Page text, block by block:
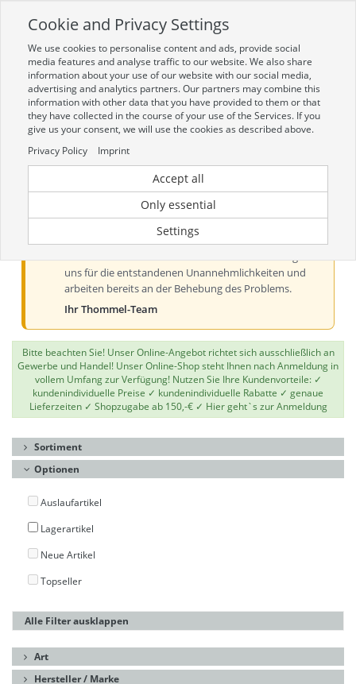
Zur mobilen Kompaktversion (Login erforderlich)
Toggle
navigation
Aktueller Hinweis zur Preis- und
Verfügbarkeitsanzeige
Liebe Kundinnen und Kunden, derzeit kann es bei der
Preis- und Verfügbarkeitsanzeige aus technischen
uns für die entstandenen Unannehmlichkeiten und
arbeiten bereits an der Behebung des Problems.
Ihr Thommel-Team
Bitte beachten Sie! Unser Online-Angebot richtet sich ausschließlich an
Gewerbe und Handel! Unser Online-Shop steht Ihnen nach Anmeldung in
vollem Umfang zur Verfügung! Nutzen Sie Ihre Kundenvorteile: ✓
kundenindividuelle Preise ✓ kundenindividuelle Rabatte ✓ genaue
Lieferzeiten ✓ Shopzugabe ab 150,-€ ✓ Hier geht`s zur Anmeldung
Sortiment
Optionen
Auslaufartikel
Lagerartikel
Neue Artikel
Topseller
Alle Filter ausklappen
Art
Hersteller / Marke
Cookie and Privacy Settings
We use cookies to personalise content and ads, provide social
media features and analyse traffic to our website. We also share
information about your use of our website with our social media,
advertising and analytics partners. Our partners may combine this
information with other data that you have provided to them or that
they have collected in the course of your use of the Services. If you
give us your consent, we will use the cookies as described above.
Privacy Policy
Imprint
Accept all
Only essential
Settings